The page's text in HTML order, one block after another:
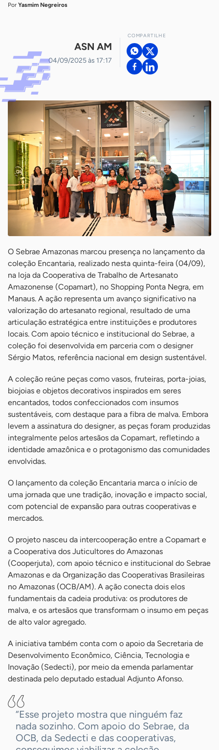
Por Yasmim Negreiros
ASN AM
04/09/2025 às 17:17
COMPARTILHE
O Sebrae Amazonas marcou presença no lançamento da
coleção Encantaria, realizado nesta quinta-feira (04/09),
na loja da Cooperativa de Trabalho de Artesanato
Amazonense (Copamart), no Shopping Ponta Negra, em
Manaus. A ação representa um avanço significativo na
valorização do artesanato regional, resultado de uma
articulação estratégica entre instituições e produtores
locais. Com apoio técnico e institucional do Sebrae, a
coleção foi desenvolvida em parceria com o designer
Sérgio Matos, referência nacional em design sustentável.
A coleção reúne peças como vasos, fruteiras, porta-joias,
biojoias e objetos decorativos inspirados em seres
encantados, todos confeccionados com insumos
sustentáveis, com destaque para a fibra de malva. Embora
levem a assinatura do designer, as peças foram produzidas
integralmente pelos artesãos da Copamart, refletindo a
identidade amazônica e o protagonismo das comunidades
envolvidas.
O lançamento da coleção Encantaria marca o início de
uma jornada que une tradição, inovação e impacto social,
com potencial de expansão para outras cooperativas e
mercados.
O projeto nasceu da intercooperação entre a Copamart e
a Cooperativa dos Juticultores do Amazonas
(Cooperjuta), com apoio técnico e institucional do Sebrae
Amazonas e da Organização das Cooperativas Brasileiras
no Amazonas (OCB/AM). A ação conecta dois elos
fundamentais da cadeia produtiva: os produtores de
malva, e os artesãos que transformam o insumo em peças
de alto valor agregado.
A iniciativa também conta com o apoio da Secretaria de
Desenvolvimento Econômico, Ciência, Tecnologia e
Inovação (Sedecti), por meio da emenda parlamentar
destinada pelo deputado estadual Adjunto Afonso.
“Esse projeto mostra que ninguém faz
nada sozinho. Com apoio do Sebrae, da
OCB, da Sedecti e das cooperativas,